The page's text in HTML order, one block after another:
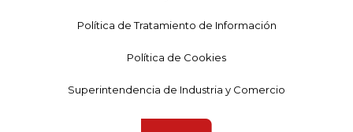
Política de Tratamiento de Información
Política de Cookies
Superintendencia de Industria y Comercio